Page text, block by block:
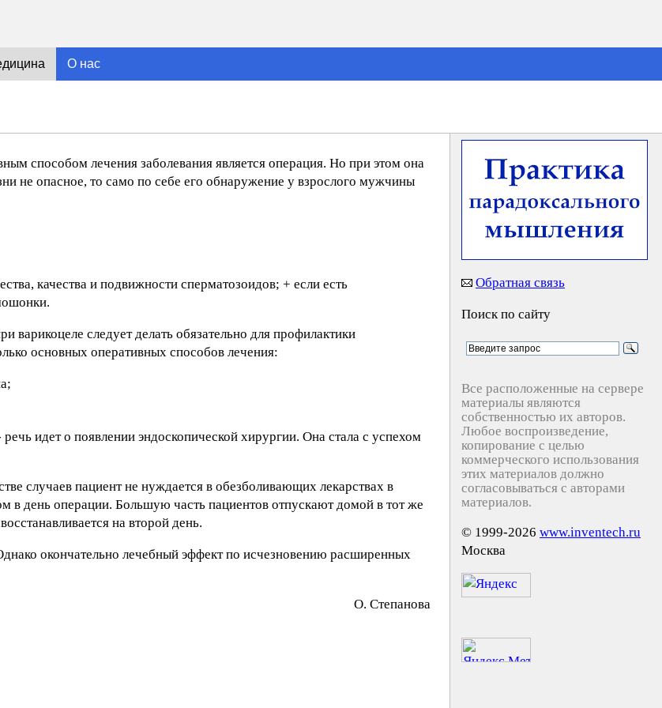
О нас
способом лечения заболевания является операция. Но при этом она
не опасное, то само по себе его обнаружение у взрослого мужчины
качества и подвижности сперматозоидов; + если есть
следует делать обязательно для профилактики
основных оперативных способов лечения:
идет о появлении эндоскопической хирургии. Она стала с успехом
случаев пациент не нуждается в обезболивающих лекарствах в
день операции. Большую часть пациентов отпускают домой в тот же
на второй день.
окончательно лечебный эффект по исчезновению расширенных
O. Cтeпaнoвa
Обратная связь
Поиск по сайту
Все расположенные на сервере
материалы являются
собственностью их авторов.
Любое воспроизведение,
копирование с целью
коммерческого использования
этих материалов должно
согласовываться с авторами
материалов.
© 1999-2026 www.inventech.ru
Москва